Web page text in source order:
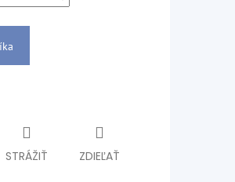
STRÁŽIŤ ZDIEĽAŤ